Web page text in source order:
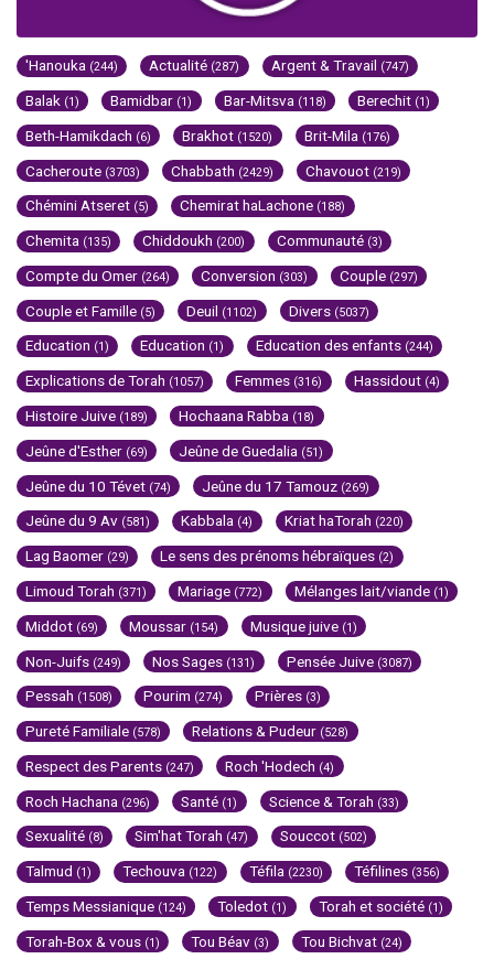
'Hanouka (244) Actualité (287) Argent & Travail (747)
Balak (1) Bamidbar (1) Bar-Mitsva (118) Berechit (1)
Beth-Hamikdach (6) Brakhot (1520) Brit-Mila (176)
Cacheroute (3703) Chabbath (2429) Chavouot (219)
Chémini Atseret (5) Chemirat haLachone (188)
Chemita (135) Chiddoukh (200) Communauté (3)
Compte du Omer (264) Conversion (303) Couple (297)
Couple et Famille (5) Deuil (1102) Divers (5037)
Education (1) Education (1) Education des enfants (244)
Explications de Torah (1057) Femmes (316) Hassidout (4)
Histoire Juive (189) Hochaana Rabba (18)
Jeûne d'Esther (69) Jeûne de Guedalia (51)
Jeûne du 10 Tévet (74) Jeûne du 17 Tamouz (269)
Jeûne du 9 Av (581) Kabbala (4) Kriat haTorah (220)
Lag Baomer (29) Le sens des prénoms hébraïques (2)
Limoud Torah (371) Mariage (772) Mélanges lait/viande (1)
Middot (69) Moussar (154) Musique juive (1)
Non-Juifs (249) Nos Sages (131) Pensée Juive (3087)
Pessah (1508) Pourim (274) Prières (3)
Pureté Familiale (578) Relations & Pudeur (528)
Respect des Parents (247) Roch 'Hodech (4)
Roch Hachana (296) Santé (1) Science & Torah (33)
Sexualité (8) Sim'hat Torah (47) Souccot (502)
Talmud (1) Techouva (122) Téfila (2230) Téfilines (356)
Temps Messianique (124) Toledot (1) Torah et société (1)
Torah-Box & vous (1) Tou Béav (3) Tou Bichvat (24)